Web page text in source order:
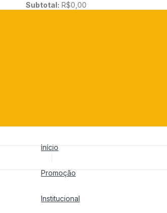
Subtotal: R$0,00
Início
Promoção
Institucional